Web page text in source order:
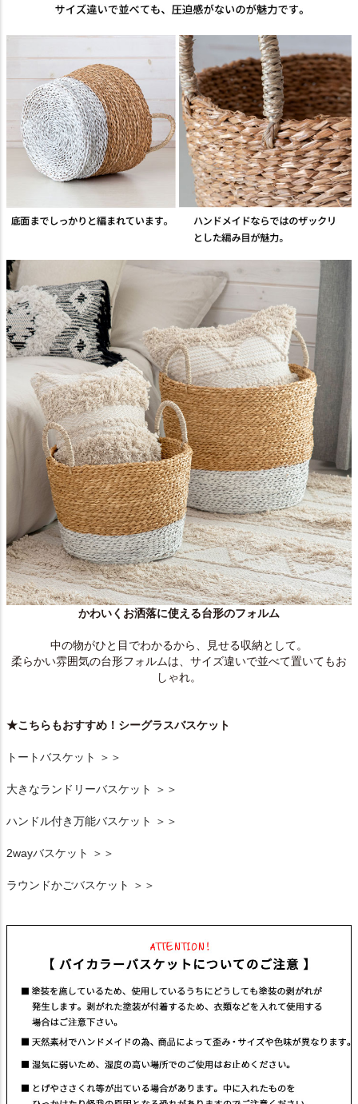
かわいくお洒落に使える台形のフォルム
中の物がひと目でわかるから、見せる収納として。
柔らかい雰囲気の台形フォルムは、サイズ違いで並べて置いてもお
しゃれ。
★こちらもおすすめ！シーグラスバスケット
トートバスケット ＞＞
大きなランドリーバスケット ＞＞
ハンドル付き万能バスケット ＞＞
2wayバスケット ＞＞
ラウンドかごバスケット ＞＞